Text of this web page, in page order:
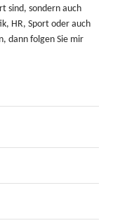
sind, sondern auch
HR, Sport oder auch
dann folgen Sie mir